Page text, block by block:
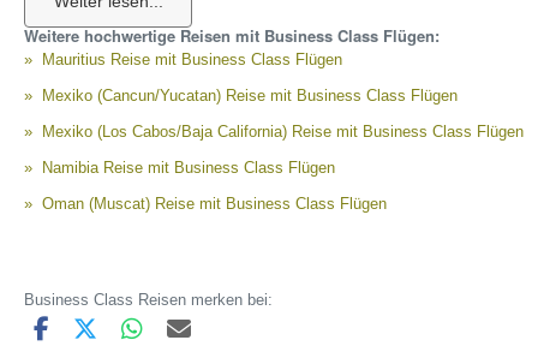
Weitere hochwertige Reisen mit Business Class Flügen:
Mauritius Reise mit Business Class Flügen
Mexiko (Cancun/Yucatan) Reise mit Business Class Flügen
Mexiko (Los Cabos/Baja California) Reise mit Business Class Flügen
Namibia Reise mit Business Class Flügen
Oman (Muscat) Reise mit Business Class Flügen
Business Class Reisen merken bei: